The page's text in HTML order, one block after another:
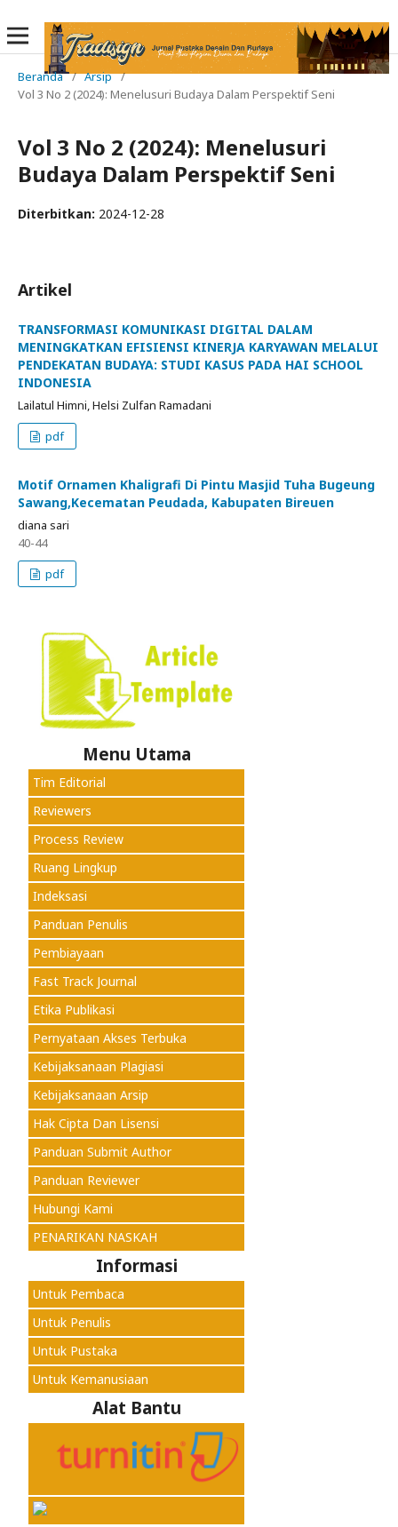
Beranda / Arsip /
Vol 3 No 2 (2024): Menelusuri Budaya Dalam Perspektif Seni
Vol 3 No 2 (2024): Menelusuri
Budaya Dalam Perspektif Seni
Diterbitkan: 2024-12-28
Artikel
TRANSFORMASI KOMUNIKASI DIGITAL DALAM
MENINGKATKAN EFISIENSI KINERJA KARYAWAN MELALUI
PENDEKATAN BUDAYA: STUDI KASUS PADA HAI SCHOOL
INDONESIA
Lailatul Himni, Helsi Zulfan Ramadani
pdf
Motif Ornamen Khaligrafi Di Pintu Masjid Tuha Bugeung
Sawang,Kecematan Peudada, Kabupaten Bireuen
diana sari
40-44
pdf
Menu Utama
Tim Editorial
Reviewers
Process Review
Ruang Lingkup
Indeksasi
Panduan Penulis
Pembiayaan
Fast Track Journal
Etika Publikasi
Pernyataan Akses Terbuka
Kebijaksanaan Plagiasi
Kebijaksanaan Arsip
Hak Cipta Dan Lisensi
Panduan Submit Author
Panduan Reviewer
Hubungi Kami
PENARIKAN NASKAH
Informasi
Untuk Pembaca
Untuk Penulis
Untuk Pustaka
Untuk Kemanusiaan
Alat Bantu